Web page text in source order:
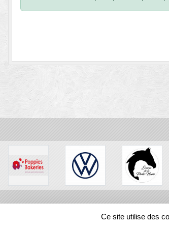
REGIONS
Ce site utilise des